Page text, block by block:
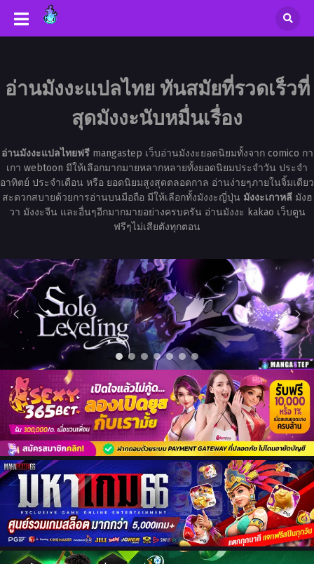
อ่านมังงะแปลไทย ทันสมัยที่รวดเร็วที่
สุดมังงะนับหมื่นเรื่อง
อ่านมังงะแปลไทยฟรีmangastep เว็บอ่านมังงะยอดนิยมทั้งจาก comico กา
เกา webtoon มีให้เลือกมากมายหลากหลายทั้งยอดนิยมประจำวัน ประจำ
อาทิตย์ ประจำเดือน หรือ ยอดนิยมสูงสุดตลอดกาล อ่านง่ายๆภายในจิ้มเดียว
สะดวกสบายด้วยการอ่านบนมือถือ มีให้เลือกทั้งมังงะญี่ปุ่น มังงะเกาหลีมังฮ
วา มังงะจีน และอื่นๆอีกมากมายอย่างครบครัน อ่านมังงะ kakao เว็บตูน
ฟรีๆไม่เสียตังทุกตอน